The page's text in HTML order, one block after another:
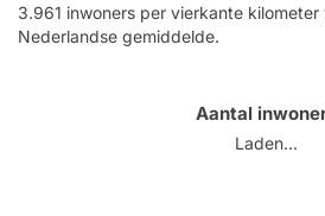
3.961 inwoners per vierkante
Nederlandse gemiddelde.
Aantal
Laden...